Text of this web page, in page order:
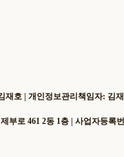
호 | 개인정보관리책임자: 김
부로 461 2동 1층 | 사업자등록